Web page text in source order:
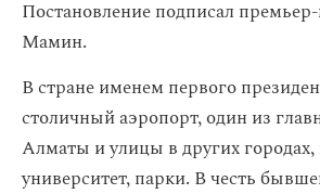
Постановление подписал
Мамин.
В стране именем первого
столичный аэропорт, один из
Алматы и улицы в других
университет, парки. В честь